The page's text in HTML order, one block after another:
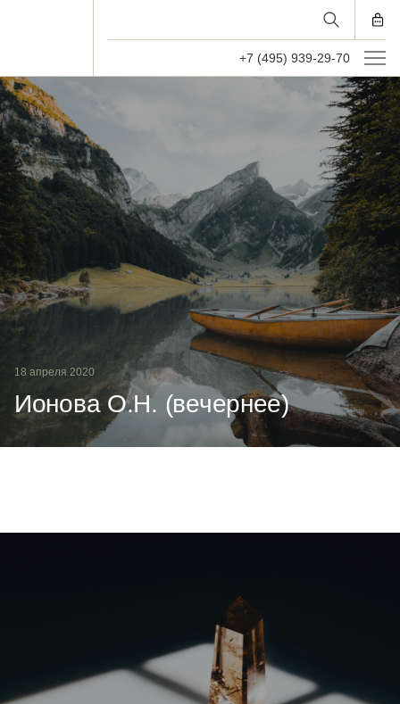
+7 (495) 939-29-70
18 апреля 2020
Ионова О.Н. (вечернее)